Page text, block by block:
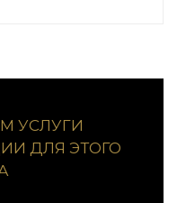
УСЛУГИ
ДЛЯ ЭТОГО